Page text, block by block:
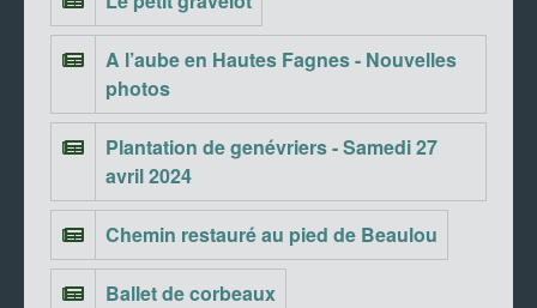
A l’aube en Hautes Fagnes - Nouvelles
photos
Plantation de genévriers - Samedi 27
avril 2024
Chemin restauré au pied de Beaulou
Ballet de corbeaux